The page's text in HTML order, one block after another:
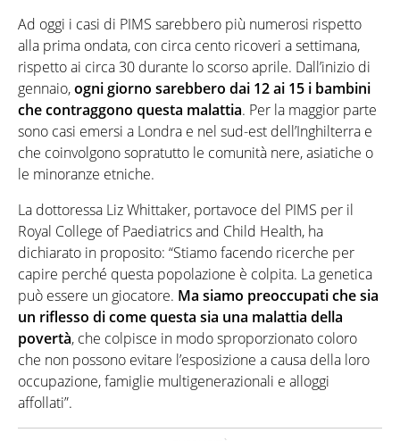
Ad oggi i casi di PIMS sarebbero più numerosi rispetto
alla prima ondata, con circa cento ricoveri a settimana,
rispetto ai circa 30 durante lo scorso aprile. Dall’inizio di
gennaio,ogni giorno sarebbero dai 12 ai 15 i bambini
che contraggono questa malattia. Per la maggior parte
sono casi emersi a Londra e nel sud-est dell’Inghilterra e
che coinvolgono sopratutto le comunità nere, asiatiche o
le minoranze etniche.
La dottoressa Liz Whittaker, portavoce del PIMS per il
Royal College of Paediatrics and Child Health, ha
dichiarato in proposito: “Stiamo facendo ricerche per
capire perché questa popolazione è colpita. La genetica
può essere un giocatore. Ma siamo preoccupati che sia
un riflesso di come questa sia una malattia della
povertà, che colpisce in modo sproporzionato coloro
che non possono evitare l’esposizione a causa della loro
occupazione, famiglie multigenerazionali e alloggi
affollati”.